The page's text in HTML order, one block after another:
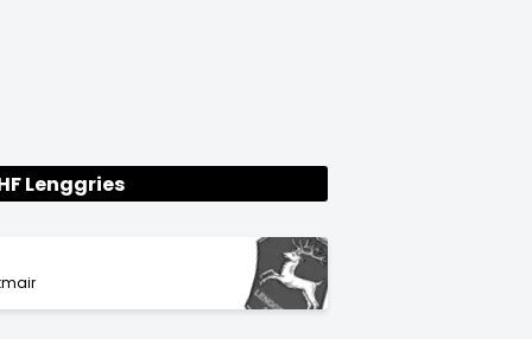
Lenggries